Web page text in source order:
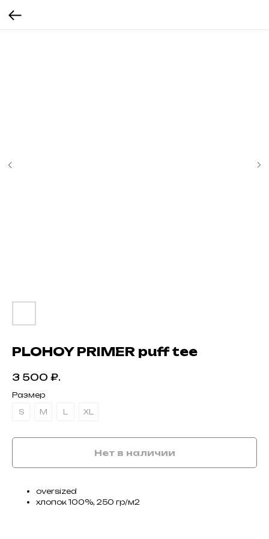
PLOHOY PRIMER puff tee
3 500 ₽.
Размер
S
M L XL
Нет в наличии
oversized
хлопок 100%, 250 гр/м2